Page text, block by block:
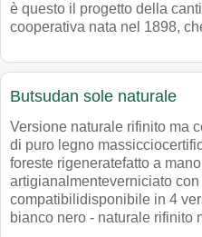
è questo il progetto della
cooperativa nata nel 1898,
Butsudan sole naturale
Versione naturale rifinito ma
di puro legno
foreste rigeneratefatto a mano
artigianalmenteverniciato
compatibilidisponibile in 4
bianco nero - naturale rifinito